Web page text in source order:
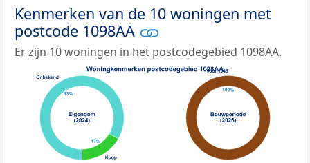
Kenmerken van de 10 woningen met
postcode 1098AA
Er zijn 10 woningen in het postcodegebied 1098AA.